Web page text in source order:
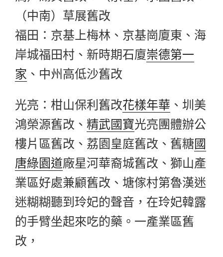
（中南）草展舊改
福田：京基上梅林、京基崗廈東、海
岸城福田村、新時期石廈崇德第一
家 、中州高低沙舊改
光亮：柑山保利舊改花樣年華 、圳美
鴻榮源舊改、 精武國寶光亮團體辦公
樓片區舊改、荔園皇庭舊改、舊糖國
唐綠園道廠星河華裔城舊改、獅山產
業區好處兼顧舊改、塘傢村第魯漢迷
迷糊糊聽到玲妃的聲音，在玲妃韓露
的手臂坐起來吃的藥。一產業區舊
改，